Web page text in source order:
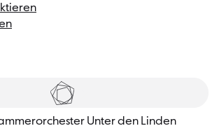
Tickets
Unter den Linden